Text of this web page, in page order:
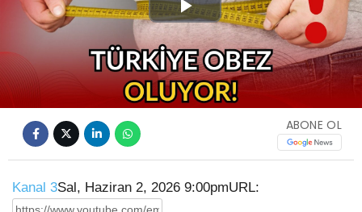
Play
Video
ABONE OL
Kanal 3Sal, Haziran 2, 2026 9:00pmURL: